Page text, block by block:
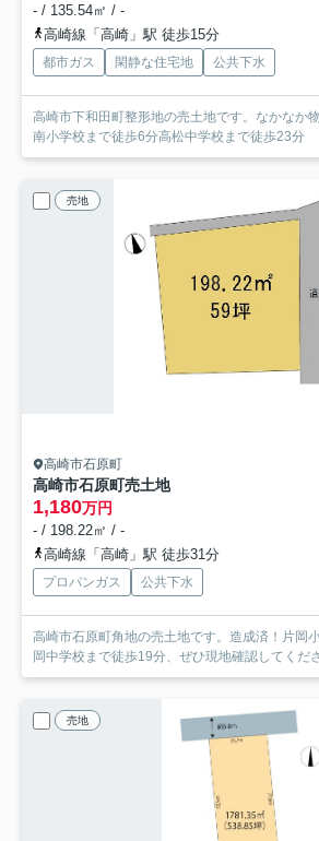
- / 135.54㎡ / -
高崎線「高崎」駅 徒歩15分
都市ガス 閑静な住宅地 公共下水
高崎市下和田町整形地の売土地です。なかなか
南小学校まで徒歩6分高松中学校まで徒歩23分
売地
高崎市石原町
高崎市石原町売土地
1,180万円
- / 198.22㎡ / -
高崎線「高崎」駅 徒歩31分
プロパンガス 公共下水
高崎市石原町角地の売土地です。造成済！片岡
岡中学校まで徒歩19分、ぜひ現地確認してくだ
売地